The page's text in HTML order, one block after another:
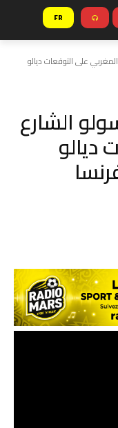
FR
على التوقعات ديالو
الشارع
ديالو